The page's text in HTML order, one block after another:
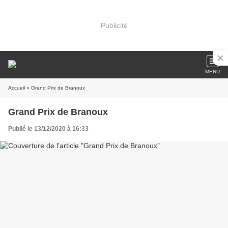
Publicité
MENU
Accueil » Grand Prix de Branoux
Grand Prix de Branoux
Publié le 13/12/2020 à 16:33